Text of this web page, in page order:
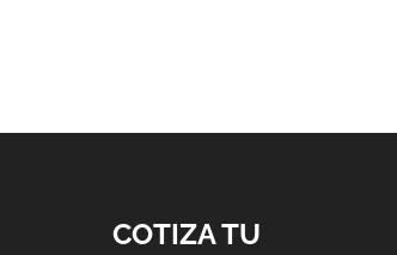
COTIZA TU